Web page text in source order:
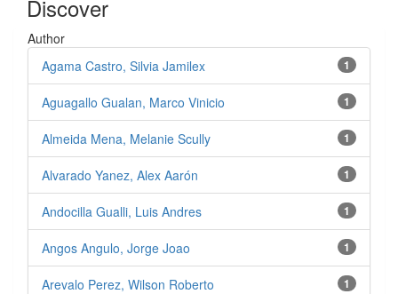
Discover
Author
1
Agama Castro, Silvia Jamilex
1
Aguagallo Gualan, Marco Vinicio
1
Almeida Mena, Melanie Scully
1
Alvarado Yanez, Alex Aarón
1
Andocilla Gualli, Luis Andres
1
Angos Angulo, Jorge Joao
1
Arevalo Perez, Wilson Roberto